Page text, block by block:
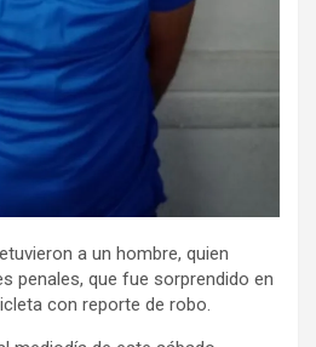
a un hombre, quien
penales, que fue sorprendido en
con reporte de robo.